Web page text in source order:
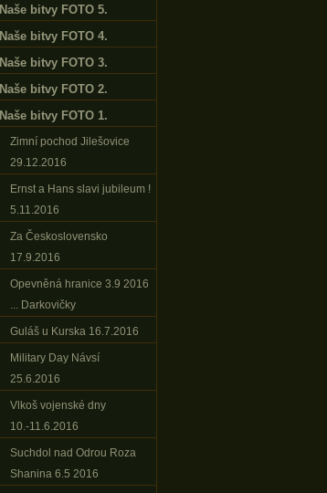
Naše bitvy FOTO 5.
Naše bitvy FOTO 4.
Naše bitvy FOTO 3.
Naše bitvy FOTO 2.
Naše bitvy FOTO 1.
Zimní pochod Jilešovice
29.12.2016
Ernst a Hans slavi jubileum !
5.11.2016
Za Československo
17.9.2016
Opevněná hranice 3.9 2016
... Darkovičky
Guláš u Kurska 16.7.2016
Military Day Návsí
25.6.2016
Vlkoš vojenské dny
10.-11.6.2016
Suchdol nad Odrou Roza
Shanina 6.5 2016